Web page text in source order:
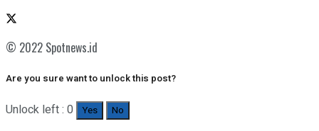
© 2022 Spotnews.id
Are you sure want to unlock this post?
Unlock left : 0 Yes No